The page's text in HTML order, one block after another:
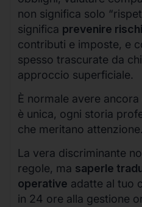
non significa solo
significa prevenire rischi
contributi e imposte, e
spesso trascurate da
approccio superficiale.
È normale avere
è unica, ogni storia
che meritano attenzione.
La vera discriminante
regole, ma saperle
operative adatte al tuo
in 24 ore alla gestione